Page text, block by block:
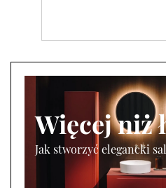
Więcej niż
Jak stworzyć elegancki